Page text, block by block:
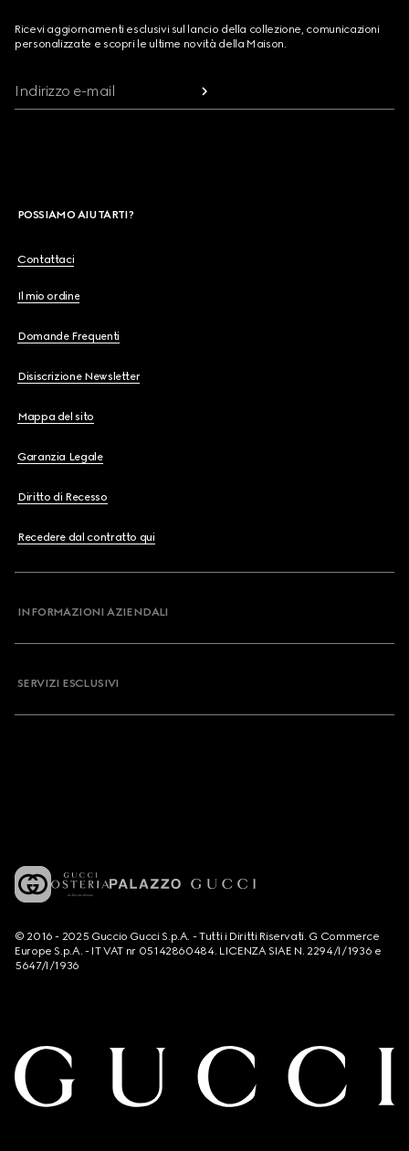
Ricevi aggiornamenti esclusivi sul lancio della collezione, comunicazioni
personalizzate e scopri le ultime novità della Maison.
Indirizzo e-mail
POSSIAMO AIUTARTI?
Contattaci
Il mio ordine
Domande Frequenti
Disiscrizione Newsletter
Mappa del sito
Garanzia Legale
Diritto di Recesso
Recedere dal contratto qui
INFORMAZIONI AZIENDALI
SERVIZI ESCLUSIVI
© 2016 - 2025 Guccio Gucci S.p.A. - Tutti i Diritti Riservati. G Commerce
Europe S.p.A. - IT VAT nr 05142860484. LICENZA SIAE N. 2294/I/1936 e
5647/I/1936